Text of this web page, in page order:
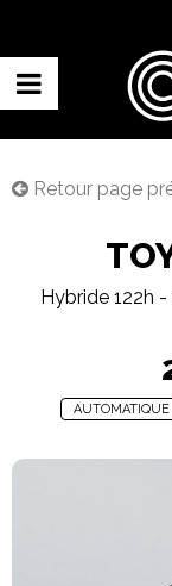
Retour page
Hybride 122h
AUTOMATIQUE